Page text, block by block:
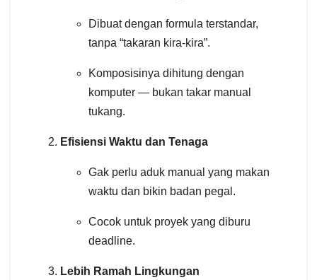
Dibuat dengan formula terstandar,
tanpa “takaran kira-kira”.
Komposisinya dihitung dengan
komputer — bukan takar manual
tukang.
Efisiensi Waktu dan Tenaga
Gak perlu aduk manual yang makan
waktu dan bikin badan pegal.
Cocok untuk proyek yang diburu
deadline.
Lebih Ramah Lingkungan